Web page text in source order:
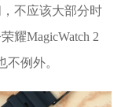
不应该大部分时
耀MagicWatch 2
不例外。